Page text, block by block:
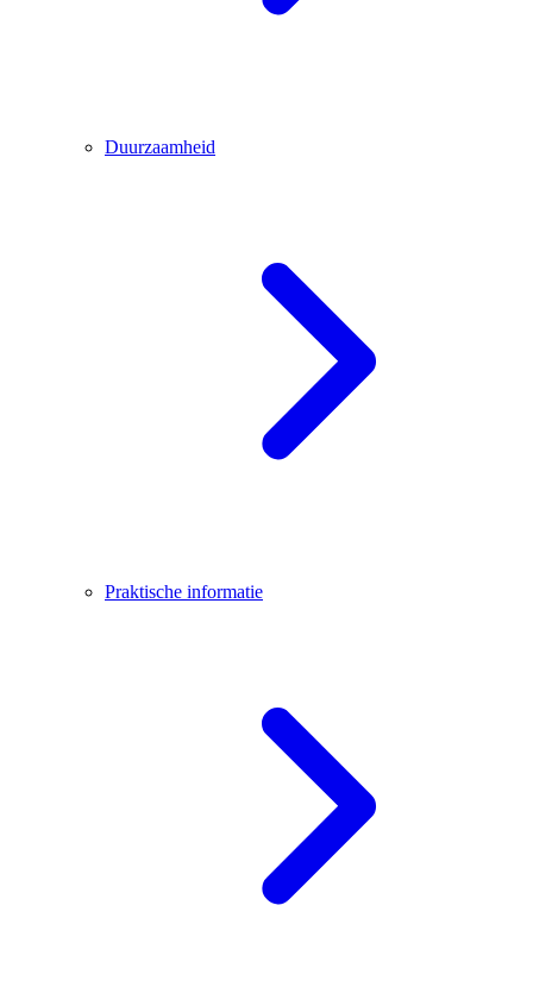
Duurzaamheid
Praktische informatie